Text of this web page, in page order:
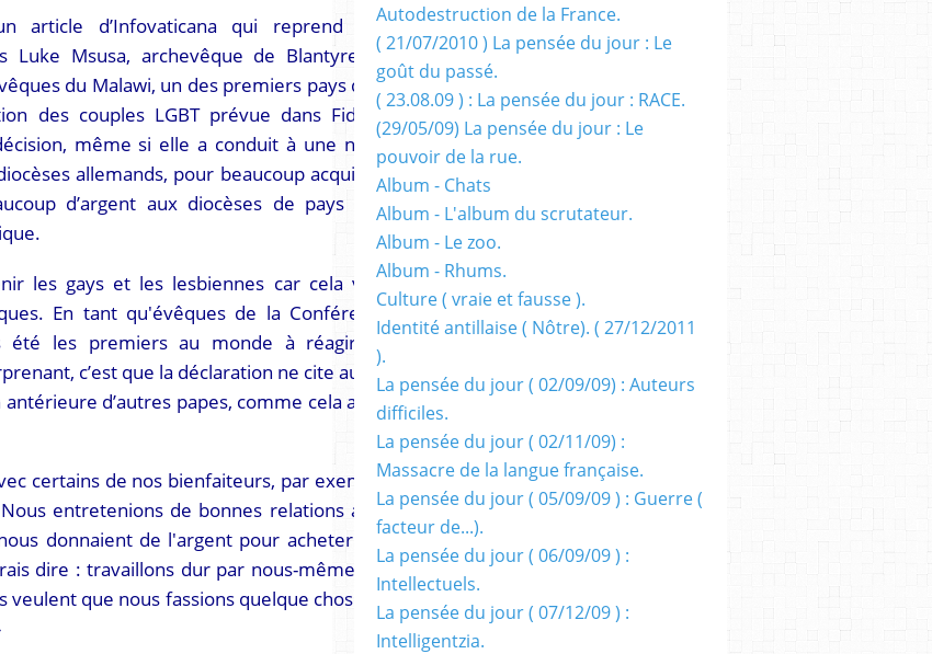
article d’Infovaticana qui reprend une
Luke Msusa, archevêque de Blantyre au
du Malawi, un des premiers pays dont
des couples LGBT prévue dans Fiducia
même si elle a conduit à une nette
allemands, pour beaucoup acquis au
d’argent aux diocèses de pays plus
les gays et les lesbiennes car cela va à
En tant qu'évêques de la Conférence
été les premiers au monde à réagir en
c’est que la déclaration ne cite aucun
d’autres papes, comme cela a été
certains de nos bienfaiteurs, par exemple
entretenions de bonnes relations avec
donnaient de l'argent pour acheter des
dire : travaillons dur par nous-mêmes au
que nous fassions quelque chose de
Autodestruction de la France.
( 21/07/2010 ) La pensée du jour : Le
goût du passé.
( 23.08.09 ) : La pensée du jour : RACE.
(29/05/09) La pensée du jour : Le
pouvoir de la rue.
Album - Chats
Album - L'album du scrutateur.
Album - Le zoo.
Album - Rhums.
Culture ( vraie et fausse ).
Identité antillaise ( Nôtre). ( 27/12/2011
).
La pensée du jour ( 02/09/09) : Auteurs
difficiles.
La pensée du jour ( 02/11/09) :
Massacre de la langue française.
La pensée du jour ( 05/09/09 ) : Guerre (
facteur de...).
La pensée du jour ( 06/09/09 ) :
Intellectuels.
La pensée du jour ( 07/12/09 ) :
Intelligentzia.